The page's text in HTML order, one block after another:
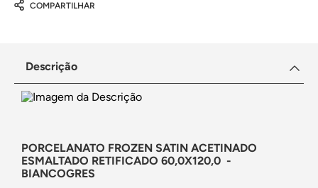
COMPARTILHAR
Descrição
PORCELANATO FROZEN SATIN ACETINADO
ESMALTADO RETIFICADO 60,0X120,0 -
BIANCOGRES